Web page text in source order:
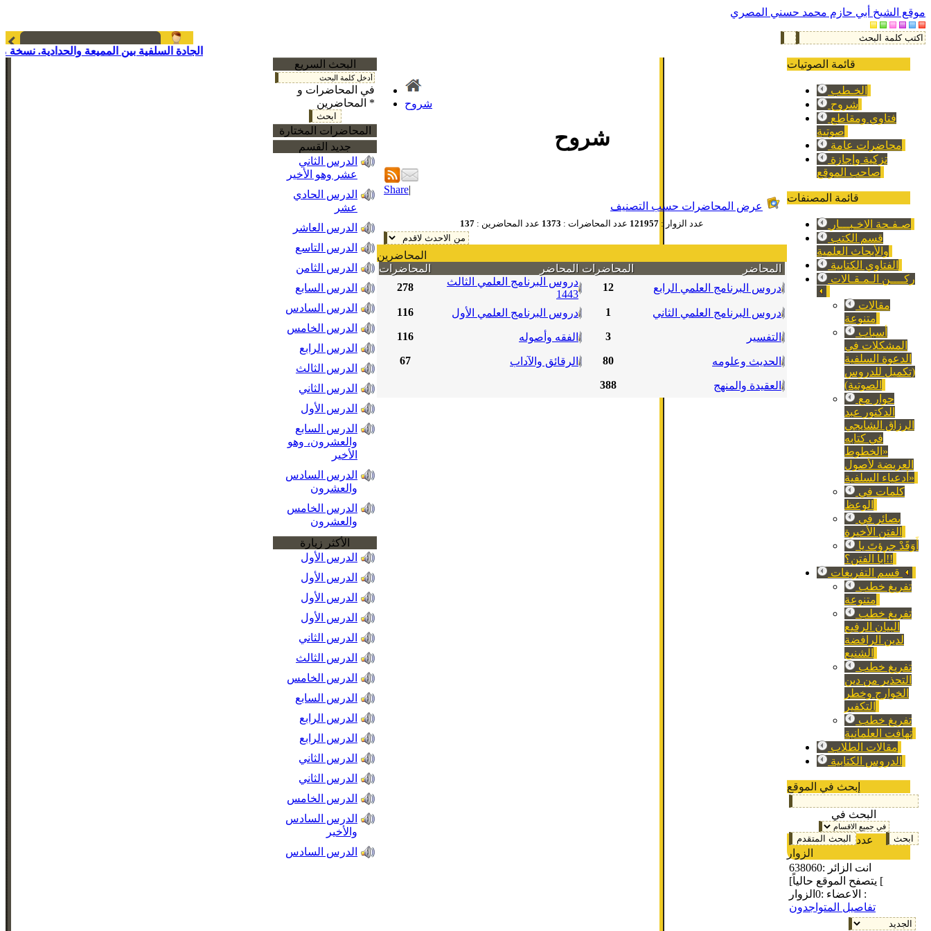
موقع الشيخ أبي حازم محمد حسني المصري
الجادة السلفية بين المميعة والحدادية. نسخة
قائمة الصوتيات
الخـطب
شروح
صوتية
محاضرات عامة
صاحب الموقع
قائمة المصنفات
صـفـحة الاخـبـــار
والأبحاث العلمية
الفتاوي الكتابية
ركــــن الـمـقـالات
متنوعة
المشكلات في
الدعوة السلفية
(تكميل للدروس
الصوتية)
الدكتور عبد
الرزاق الشايجي
في كتابه
«الخطوط
العريضة لأصول
أدعياء السلفية»
الوعظ
الفتن الأخيرة
أبا الفتن؟!!
متنوعة
البيان الرفيع
لدين الرافضة
الشنيع
التحذير من دين
الخوارج وخطر
التكفير
تهافت العلمانية
مقالات الطلاب
الدروس الكتابية
إبحث في الموقع
البحث في
عدد
الزوار
انت الزائر :638060
[يتصفح الموقع حالياً [
الاعضاء :0
الزوار :
تفاصيل المتواجدون
البحث السريع
في المحاضرات و
المحاضرين *
المحاضرات المختارة
جديد القسم
الدرس الثاني
عشر وهو الأخير
الدرس الحادي
عشر
الدرس العاشر
الدرس التاسع
الدرس الثامن
الدرس السابع
الدرس السادس
الدرس الخامس
الدرس الرابع
الدرس الثالث
الدرس الثاني
الدرس الأول
الدرس السابع
والعشرون، وهو
الأخير
الدرس السادس
والعشرون
الدرس الخامس
والعشرون
الأكثر زيارة
الدرس الأول
الدرس الأول
الدرس الأول
الدرس الأول
الدرس الثاني
الدرس الثالث
الدرس الخامس
الدرس السابع
الدرس الرابع
الدرس الرابع
الدرس الثاني
الدرس الثاني
الدرس الخامس
الدرس السادس
والأخير
الدرس السادس
شروح
شروح
Share|
عرض المحاضرات حسب التصنيف
عدد الزوار : 121957 عدد المحاضرات : 1373 عدد المحاضرين : 137
المحاضرين
المحاضر
المحاضرات المحاضر
المحاضرات
دروس البرنامج العلمي الرابع
12
دروس البرنامج العلمي الثالث
1443
278
دروس البرنامج العلمي الثاني 1 دروس البرنامج العلمي الأول 116
التفسير 3 الفقه وأصوله 116
الحديث وعلومه 80 الرقائق والآداب 67
العقيدة والمنهج 388